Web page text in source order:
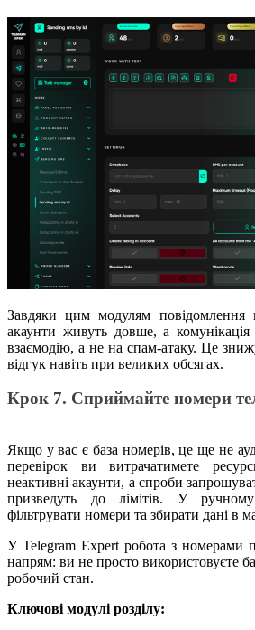
Завдяки цим модулям повідомлення
акаунти живуть довше, а
взаємодію, а не на спам-атаку. Це
відгук навіть при великих обсягах.
Крок 7. Сприймайте номери
Якщо у вас є база номерів, це ще не
перевірок ви витрачатимете
неактивні акаунти, а спроби
призведуть до лімітів. У
фільтрувати номери та збирати дані в
У Telegram Expert робота з номерами
напрям: ви не просто використовуєте
робочий стан.
Ключові модулі розділу: